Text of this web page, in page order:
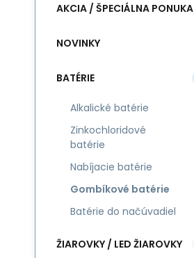
AKCIA / ŠPECIÁLNA PONUKA
NOVINKY
BATÉRIE
Alkalické batérie
Zinkochloridové
batérie
Nabíjacie batérie
Gombíkové batérie
Batérie do načúvadiel
ŽIAROVKY / LED ŽIAROVKY